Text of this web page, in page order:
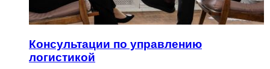
Консультации по управлению
логистикой